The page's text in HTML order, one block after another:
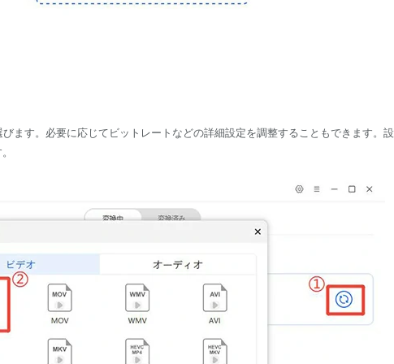
ます。必要に応じてビットレートなどの詳細設定を調整することもできます。